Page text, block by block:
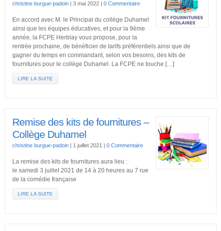
christine burgue-padoin| 3 mai 2022 | 0 Commentaire
En accord avec M. le Principal du collège Duhamel
ainsi que les équipes éducatives, et pour la 9ème
année, la FCPE Herblay vous propose, pour la
rentrée prochaine, de bénéficier de tarifs préférentiels ainsi que de
gagner du temps en commandant, selon vos besoins, des kits de
fournitures pour le collège Duhamel. La FCPE ne touche […]
LIRE LA SUITE
Remise des kits de fournitures –
Collège Duhamel
christine burgue-padoin| 1 juillet 2021 | 0 Commentaire
La remise des kits de fournitures aura lieu :
le samedi 3 juillet 2021 de 14 à 20 heures au 7 rue
de la comédie française
LIRE LA SUITE